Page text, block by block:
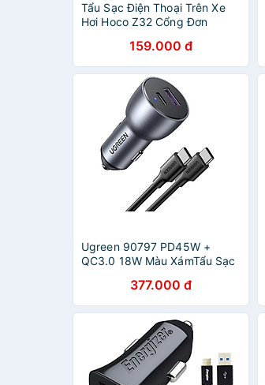
Tẩu Sạc Điện Thoại Trên Xe
Hơi Hoco Z32 Cổng Đơn
Điện Thoại T2 - Hàng Chính
Hãng
159.000 đ
Ugreen 90797 PD45W +
QC3.0 18W Màu XámTẩu Sạc
USB-C PD45W + USB-A
QC3.0 18W CD213 - Hàng
chính hãng
377.000 đ